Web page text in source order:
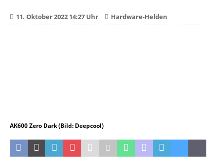
11. Oktober 2022 14:27 Uhr Hardware-Helden
AK600 Zero Dark (Bild: Deepcool)